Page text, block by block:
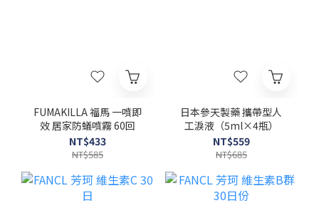
FUMAKILLA 福馬 一噴即
效 居家防蟻噴霧 60回
NT$433
NT$585
日本參天製藥 攜帶型人
工淚液（5ml×4瓶）
NT$559
NT$685